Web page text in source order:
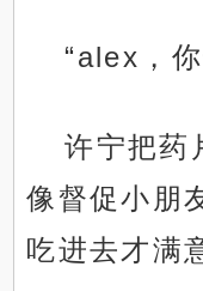
“alex，
许宁把药
像督促小朋
吃进去才满